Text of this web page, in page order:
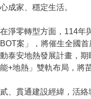
心成家、穩定生活。
在淨零轉型方面，114年
BOT案」，將催生全國
動泰安地熱發展計畫，期
能+地熱」雙軌布局，將
貳、貫通建設經緯，活絡